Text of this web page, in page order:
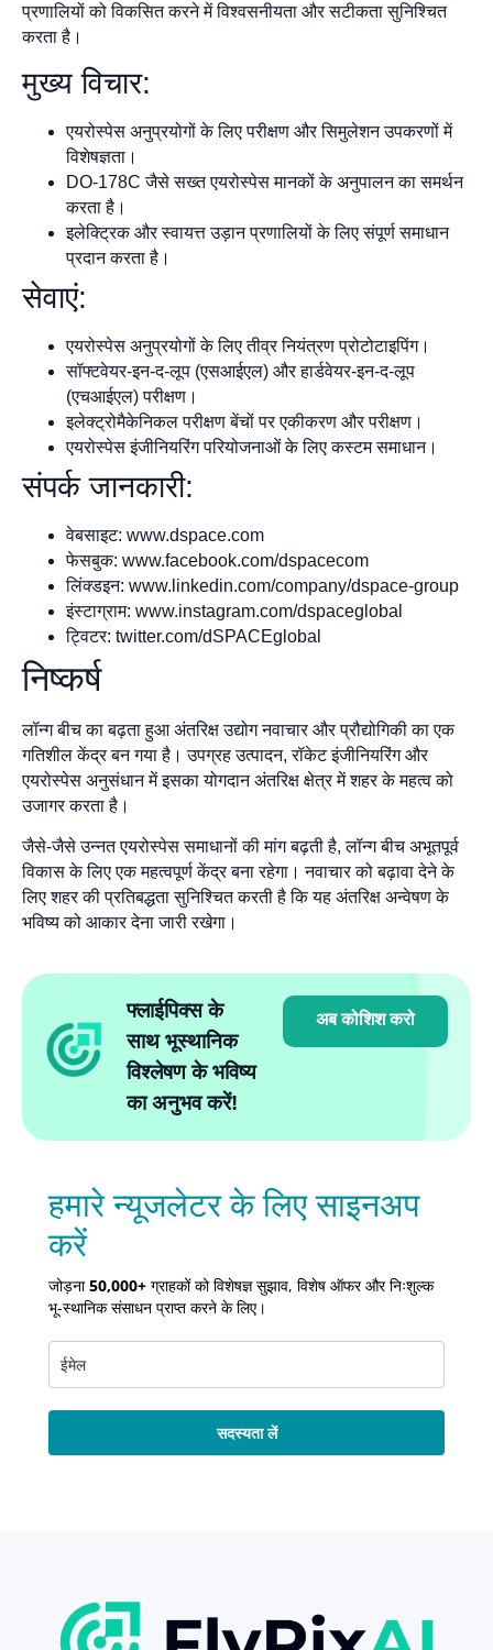
प्रणालियों को विकसित करने में विश्वसनीयता और सटीकता सुनिश्चित
करता है।
मुख्य विचार:
एयरोस्पेस अनुप्रयोगों के लिए परीक्षण और सिमुलेशन उपकरणों में
विशेषज्ञता।
DO-178C जैसे सख्त एयरोस्पेस मानकों के अनुपालन का समर्थन
करता है।
इलेक्ट्रिक और स्वायत्त उड़ान प्रणालियों के लिए संपूर्ण समाधान
प्रदान करता है।
सेवाएं:
एयरोस्पेस अनुप्रयोगों के लिए तीव्र नियंत्रण प्रोटोटाइपिंग।
सॉफ्टवेयर-इन-द-लूप (एसआईएल) और हार्डवेयर-इन-द-लूप
(एचआईएल) परीक्षण।
इलेक्ट्रोमैकेनिकल परीक्षण बेंचों पर एकीकरण और परीक्षण।
एयरोस्पेस इंजीनियरिंग परियोजनाओं के लिए कस्टम समाधान।
संपर्क जानकारी:
वेबसाइट: www.dspace.com
फेसबुक: www.facebook.com/dspacecom
लिंक्डइन: www.linkedin.com/company/dspace-group
इंस्टाग्राम: www.instagram.com/dspaceglobal
ट्विटर: twitter.com/dSPACEglobal
निष्कर्ष
लॉन्ग बीच का बढ़ता हुआ अंतरिक्ष उद्योग नवाचार और प्रौद्योगिकी का एक
गतिशील केंद्र बन गया है। उपग्रह उत्पादन, रॉकेट इंजीनियरिंग और
एयरोस्पेस अनुसंधान में इसका योगदान अंतरिक्ष क्षेत्र में शहर के महत्व को
उजागर करता है।
जैसे-जैसे उन्नत एयरोस्पेस समाधानों की मांग बढ़ती है, लॉन्ग बीच अभूतपूर्व
विकास के लिए एक महत्वपूर्ण केंद्र बना रहेगा। नवाचार को बढ़ावा देने के
लिए शहर की प्रतिबद्धता सुनिश्चित करती है कि यह अंतरिक्ष अन्वेषण के
भविष्य को आकार देना जारी रखेगा।
फ्लाईपिक्स के
साथ भूस्थानिक
विश्लेषण के भविष्य
का अनुभव करें!
अब कोशिश करो
हमारे न्यूजलेटर के लिए साइनअप
करें
जोड़ना50,000+ ग्राहकों को विशेषज्ञ सुझाव, विशेष ऑफर और निःशुल्क
भू-स्थानिक संसाधन प्राप्त करने के लिए।
सदस्यता लें